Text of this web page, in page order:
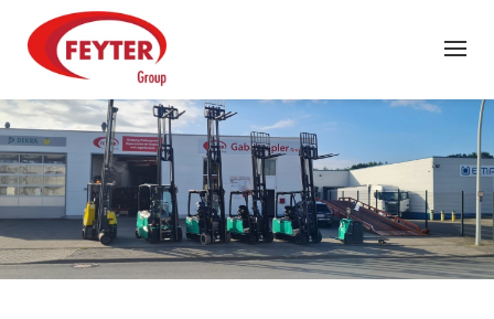
Zum Hauptinhalt springen